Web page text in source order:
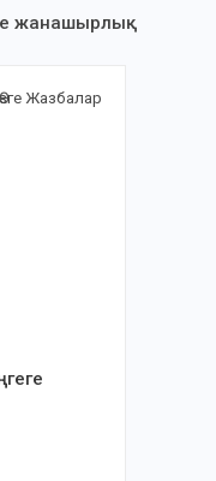
жанашырлық
Өзге Жазбалар